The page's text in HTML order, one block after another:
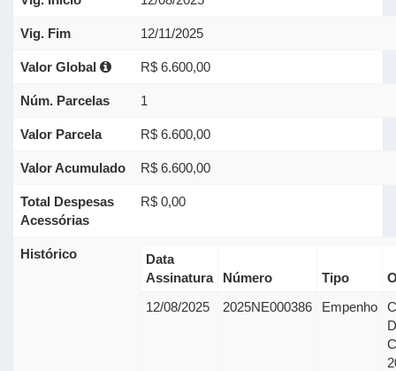
Vig. Fim 12/11/2025
Valor Global R$ 6.600,00
Núm. Parcelas 1
Valor Parcela R$ 6.600,00
Valor Acumulado R$ 6.600,00
Total Despesas
Acessórias
R$ 0,00
Histórico
Data
Assinatura
Número Tipo
12/08/2025
2025NE000386 Empenho